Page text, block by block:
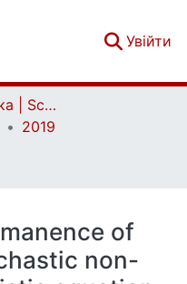
Увійти
Наукова періодика | Scientific periodicals
2019
of
non-